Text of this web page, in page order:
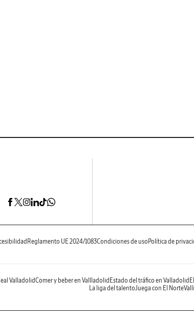
Reglamento UE 2024/1083Condiciones de uso Política de
ValladolidComer y beber en Vallladolid Estado del tráfico en Valladolid
La liga del talentoJuega con El Norte